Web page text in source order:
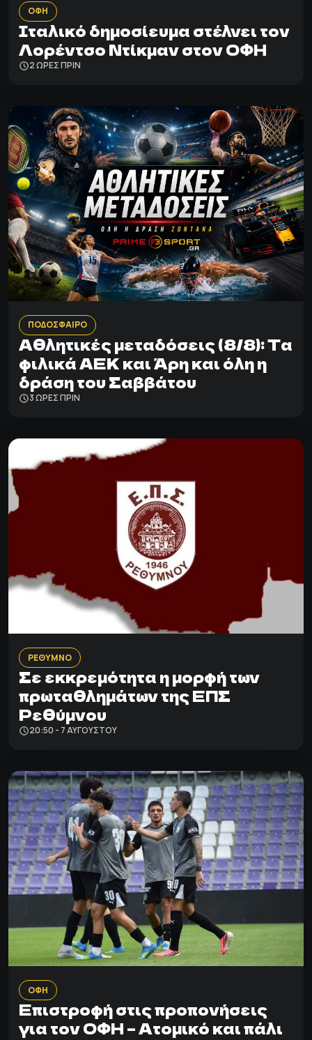
ΟΦΗ
Ιταλικό δημοσίευμα στέλνει τον
Λορέντσο Ντίκμαν στον ΟΦΗ
2 ΩΡΕΣ ΠΡΙΝ
ΠΟΔΟΣΦΑΙΡΟ
Αθλητικές μεταδόσεις (8/8): Τα
φιλικά ΑΕΚ και Άρη και όλη η
δράση του Σαββάτου
3 ΩΡΕΣ ΠΡΙΝ
ΡΕΘΥΜΝΟ
Σε εκκρεμότητα η μορφή των
πρωταθλημάτων της ΕΠΣ
Ρεθύμνου
20:50 - 7 ΑΥΓΟΎΣΤΟΥ
ΟΦΗ
Επιστροφή στις προπονήσεις
για τον ΟΦΗ – Ατομικό και πάλι